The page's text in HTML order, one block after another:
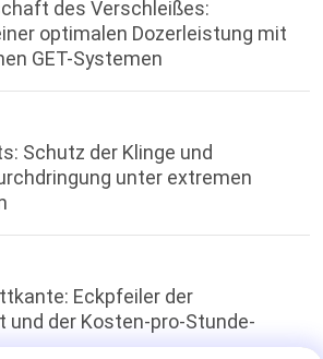
des Verschleißes:
optimalen Dozerleistung mit
GET-Systemen
Schutz der Klinge und
unter extremen
Eckpfeiler der
und der Kosten-pro-Stunde-